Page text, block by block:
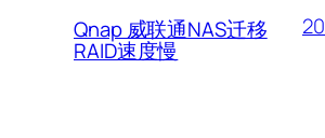
Qnap 威联通NAS迁移
RAID速度慢